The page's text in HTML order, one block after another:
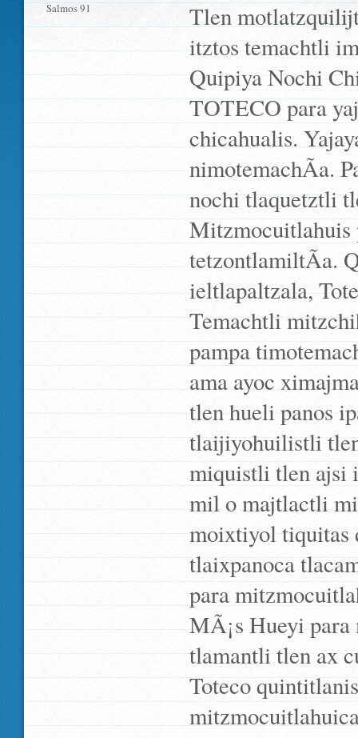
Salmos 91
Tlen
itztos temachtli
Quipiya Nochi
TOTECO para
chicahualis.
nimotemachÃ­a.
nochi tlaquetztli
Mitzmocuitlahuis
tetzontlamiltÃ­a.
ieltlapaltzala,
Temachtli
pampa
ama ayoc
tlen hueli panos
tlaijiyohuilistli
miquistli tlen ajsi
mil o majtlactli
moixtiyol tiquitas
tlaixpanoca
para
MÃ¡s Hueyi para
tlamantli tlen ax
Toteco